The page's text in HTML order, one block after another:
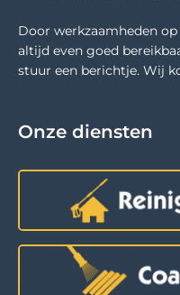
Door werkzaamheden
altijd even goed
stuur een berichtje. Wij
Onze diensten